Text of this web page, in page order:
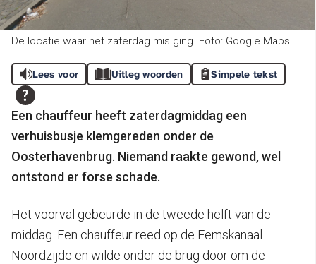
De locatie waar het zaterdag mis ging. Foto: Google Maps
Lees voor Uitleg woorden Simpele tekst
Een chauffeur heeft zaterdagmiddag een
verhuisbusje klemgereden onder de
Oosterhavenbrug. Niemand raakte gewond, wel
ontstond er forse schade.
Het voorval gebeurde in de tweede helft van de
middag. Een chauffeur reed op de Eemskanaal
Noordzijde en wilde onder de brug door om de